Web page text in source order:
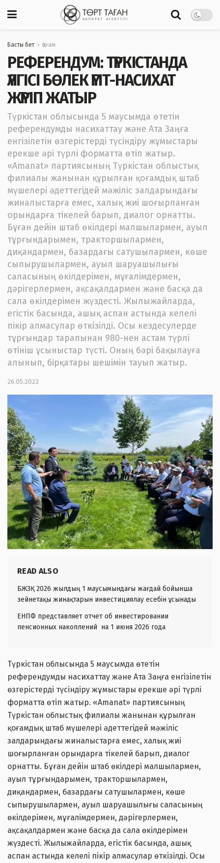
Басты бет Қоғам
РЕФЕРЕНДУМ: ТҮРКІСТАНДА
ҮЛГІСІ БӨЛЕК ҮГІТ-НАСИХАТ
ЖҮРІП ЖАТЫР
Түркістан облысында 5 маусымда өтетін
референдумды насихаттау және Ата Заңға
енгізілетін өзгерістерді түсіндіру жұмыстары
ерекше әрі түрлі форматта өтіп жатыр.
«Amanat» партиясының Түркістан облыстық
филиалы жанынан құрылған қоғамдық штаб
мүшелері әдеттегідей мәжіліс залдарындағы
жиналыстарға емес, халық жиі шоғырланған
орындарға тікелей барып, диалог орнатты.
Бұған дейін штаб өкілдері малшылармен, ауыл
тұрғындарымен, тракторшылармен,
диқандармен, базардағы сатушылармен, көше
сыпырушылармен, ауыл шаруашылығы
саласының өкілдерімен, мұғалімдермен,
дәрігерлермен, ақсақалдармен және басқа да
сала өкілдерімен жүздесті. Жылыжайларда,
егістік басында, ашық аспан астында келелі
пікір алмасулар өткізілді. Осы кездесулерде
тұрғындар тарапынан 980-нен астам түрлі
өтініш ұсыныстар түсті. Оның бәрі бақылауға
алынып, бірқатары шешімін тауып жатыр.
26.05.2022
READ ALSO
БЖЗҚ 2026 жылдың 1 маусымындағы жағдай бойынша
зейнетақы жинақтарын инвестициялау есебін ұсынады
ЕНПФ представляет отчет об инвестировании
пенсионных накоплений на 1 июня 2026 года
Түркістан облысында 5 маусымда өтетін
референдумды насихаттау және Ата Заңға енгізілетін
өзгерістерді түсіндіру жұмыстары ерекше әрі түрлі
форматта өтіп жатыр. «Amanat» партиясының
Түркістан облыстық филиалы жанынан құрылған
қоғамдық штаб мүшелері әдеттегідей мәжіліс
залдарындағы жиналыстарға емес, халық жиі
шоғырланған орындарға тікелей барып, диалог
орнатты. Бұған дейін штаб өкілдері малшылармен,
ауыл тұрғындарымен, тракторшылармен,
диқандармен, базардағы сатушылармен, көше
сыпырушылармен, ауыл шаруашылығы саласының
өкілдерімен, мұғалімдермен, дәрігерлермен,
ақсақалдармен және басқа да сала өкілдерімен
жүздесті. Жылыжайларда, егістік басында, ашық
аспан астында келелі пікір алмасулар өткізілді. Осы